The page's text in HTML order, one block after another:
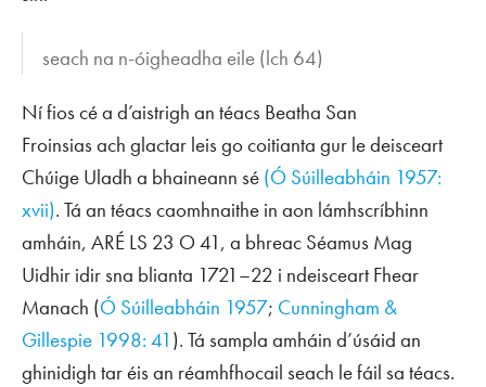
seach na n-óigheadha eile (lch 64)
Ní fios cé a d’aistrigh an téacs Beatha San
Froinsiasach glactar leis go coitianta gur le deisceart
Chúige Uladh a bhaineann sé (Ó Súilleabháin 1957:
xvii). Tá an téacs caomhnaithe in aon lámhscríbhinn
amháin, ARÉ LS 23 O 41, a bhreac Séamus Mag
Uidhir idir sna blianta 1721–22 i ndeisceart Fhear
Manach (Ó Súilleabháin 1957; Cunningham &
Gillespie 1998: 41 ). Tá sampla amháin d’úsáid an
ghinidigh tar éis an réamhfhocail seach le fáil sa téacs.